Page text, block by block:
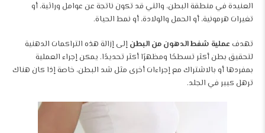
العنيدة في منطقة البطن، والتي قد تكون ناتجة عن عوامل وراثية، أو
تغيرات هرمونية، أو الحمل والولادة، أو نمط الحياة.
تهدف عملية شفط الدهون من البطن إلى إزالة هذه التراكمات الدهنية
لتحقيق بطن أكثر تسطحًا ومظهرًا أكثر تحديدًا. يمكن إجراء العملية
بمفردها أو بالاشتراك مع إجراءات أخرى مثل شد البطن، خاصة إذا كان هناك
ترهل كبير في الجلد.